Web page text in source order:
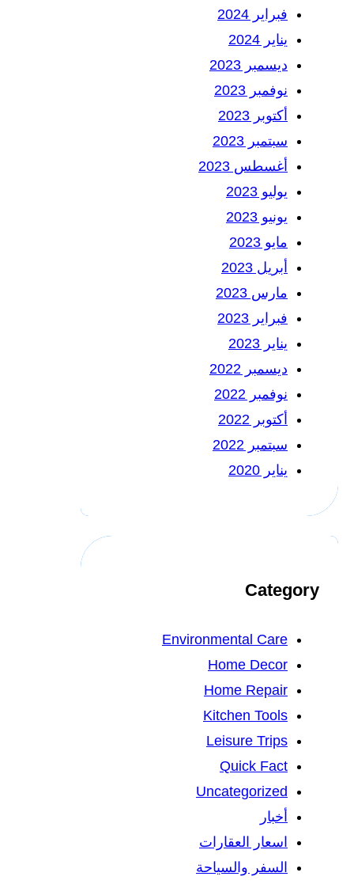
فبراير 2024
يناير 2024
ديسمبر 2023
نوفمبر 2023
أكتوبر 2023
سبتمبر 2023
أغسطس 2023
يوليو 2023
يونيو 2023
مايو 2023
أبريل 2023
مارس 2023
فبراير 2023
يناير 2023
ديسمبر 2022
نوفمبر 2022
أكتوبر 2022
سبتمبر 2022
يناير 2020
Category
Environmental Care
Home Decor
Home Repair
Kitchen Tools
Leisure Trips
Quick Fact
Uncategorized
أخبار
اسعار العقارات
السفر والسياحة